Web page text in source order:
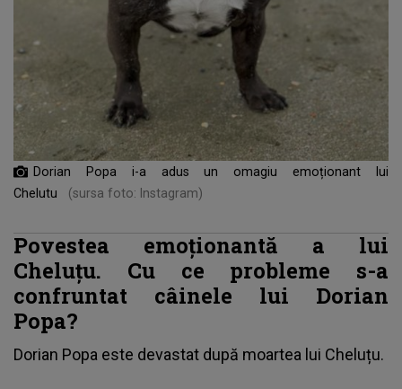
Dorian Popa i-a adus un omagiu emoționant lui
Chelutu
(sursa foto: Instagram)
Povestea emoționantă a lui
Cheluțu. Cu ce probleme s-a
confruntat câinele lui Dorian
Popa?
Dorian Popa este devastat după moartea lui Cheluțu.